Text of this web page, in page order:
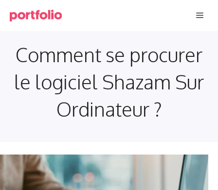
Comment se procurer
le logiciel Shazam Sur
Ordinateur ?